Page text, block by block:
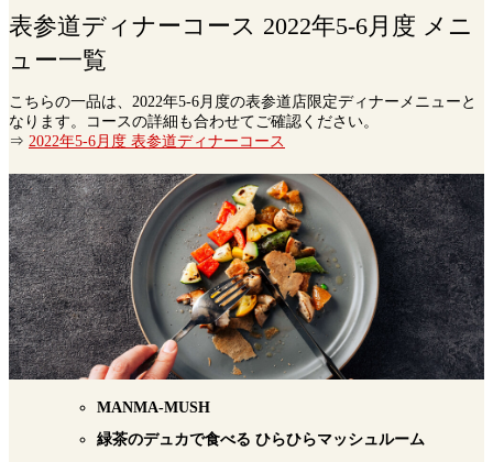
表参道ディナーコース 2022年5-6月度 メニ
ュー一覧
こちらの一品は、2022年5-6月度の表参道店限定ディナーメニューと
なります。コースの詳細も合わせてご確認ください。
⇒ 2022年5-6月度 表参道ディナーコース
MANMA-MUSH
緑茶のデュカで食べる ひらひらマッシュルーム